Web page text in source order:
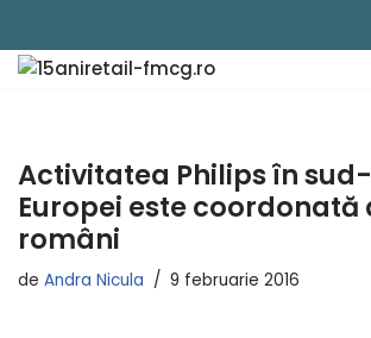
Sari
Activitatea Philips în
Europei este coordonată
români
de Andra Nicula 9 februarie 2016